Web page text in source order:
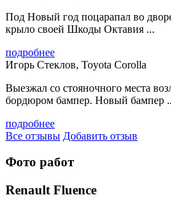
Под Новый год поцарапал во
крыло своей Шкоды Октавия ...
подробнее
Игорь Стеклов, Toyota Corolla
Выезжал со стояночного места
бордюром бампер. Новый бампер
подробнее
Все отзывы Добавить отзыв
Фото работ
Renault Fluence